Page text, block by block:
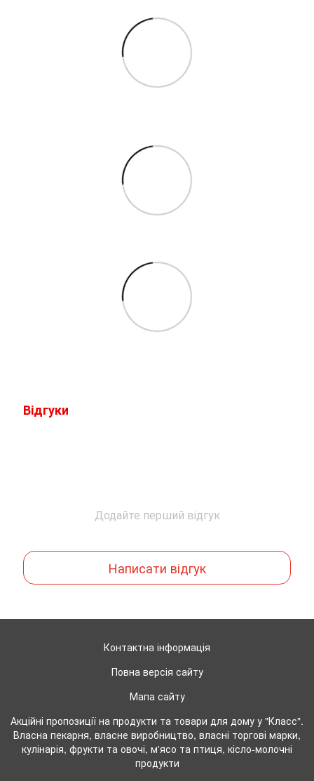
Відгуки
Додайте перший відгук
Написати відгук
Контактна інформація
Повна версія сайту
Мапа сайту
Акційні пропозиції на продукти та товари для дому у "Класс".
Власна пекарня, власне виробництво, власні торгові марки,
кулінарія, фрукти та овочі, м'ясо та птиця, кісло-молочні
продукти